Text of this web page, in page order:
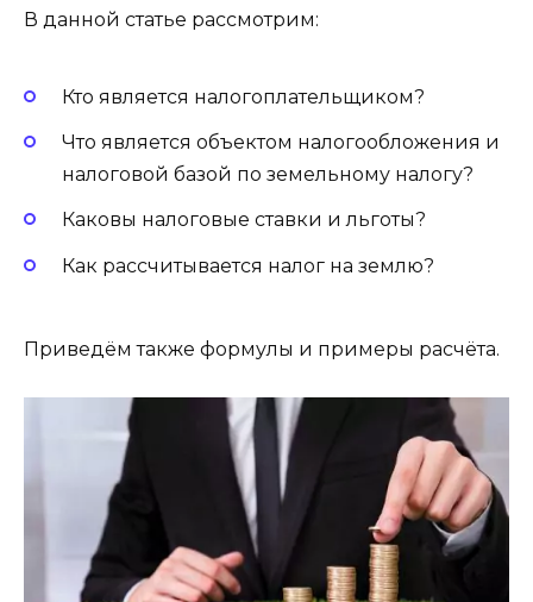
В данной статье рассмотрим:
Кто является налогоплательщиком?
Что является объектом налогообложения и
налоговой базой по земельному налогу?
Каковы налоговые ставки и льготы?
Как рассчитывается налог на землю?
Приведём также формулы и примеры расчёта.